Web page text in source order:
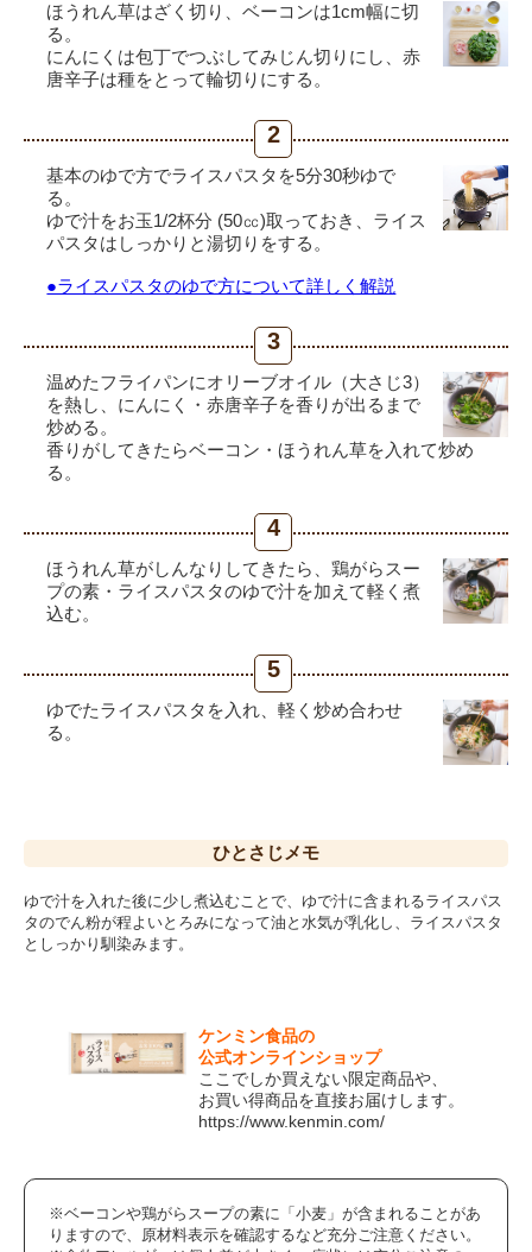
ほうれん草はざく切り、ベーコンは1cm幅に切
る。
にんにくは包丁でつぶしてみじん切りにし、赤
唐辛子は種をとって輪切りにする。
2
基本のゆで方でライスパスタを5分30秒ゆで
る。
ゆで汁をお玉1/2杯分 (50㏄)取っておき、ライス
パスタはしっかりと湯切りをする。
●ライスパスタのゆで方について詳しく解説
3
温めたフライパンにオリーブオイル（大さじ3）
を熱し、にんにく・赤唐辛子を香りが出るまで
炒める。
香りがしてきたらベーコン・ほうれん草を入れて炒め
る。
4
ほうれん草がしんなりしてきたら、鶏がらスー
プの素・ライスパスタのゆで汁を加えて軽く煮
込む。
5
ゆでたライスパスタを入れ、軽く炒め合わせ
る。
ひとさじ メモ
ゆで汁を入れた後に少し煮込むことで、ゆで汁に含まれるライスパス
タのでん粉が程よいとろみになって油と水気が乳化し、ライスパスタ
としっかり馴染みます。
ケンミン食品の
公式オンラインショップ
ここでしか買えない限定商品や、
お買い得商品を直接お届けします。
https://www.kenmin.com/
※ベーコンや鶏がらスープの素に「小麦」が含まれることがあ
りますので、原材料表示を確認するなど充分ご注意ください。